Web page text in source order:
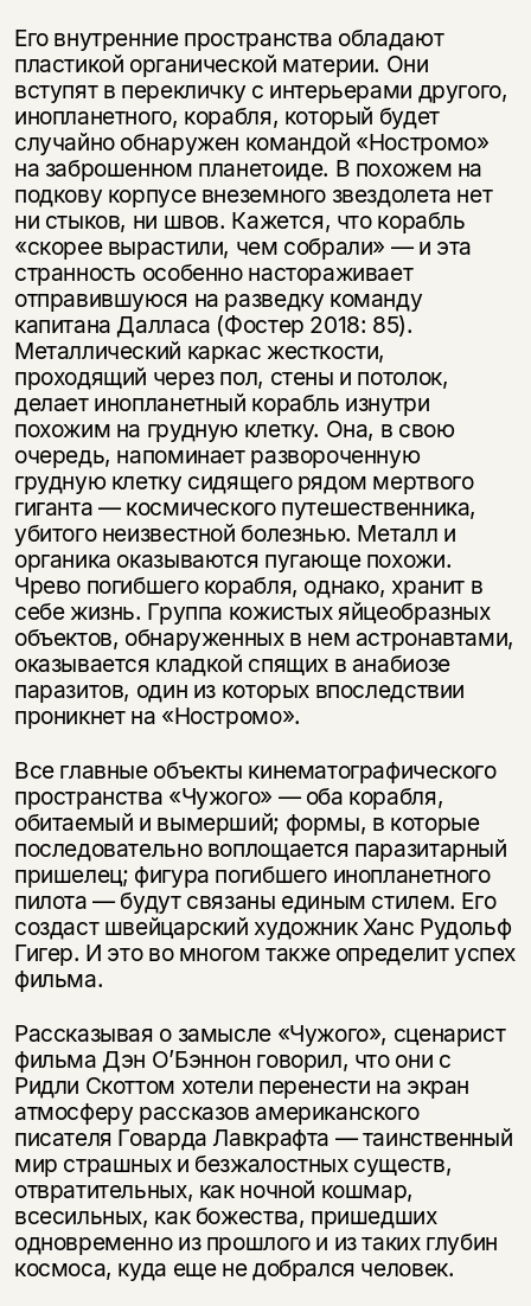
Его внутренние пространства обладают
пластикой органической материи. Они
вступят в перекличку с интерьерами другого,
инопланетного, корабля, который будет
случайно обнаружен командой «Ностромо»
на заброшенном планетоиде. В похожем на
подкову корпусе внеземного звездолета нет
ни стыков, ни швов. Кажется, что корабль
«скорее вырастили, чем собрали» — и эта
странность особенно настораживает
отправившуюся на разведку команду
капитана Далласа (Фостер 2018: 85).
Металлический каркас жесткости,
проходящий через пол, стены и потолок,
делает инопланетный корабль изнутри
похожим на грудную клетку. Она, в свою
очередь, напоминает развороченную
грудную клетку сидящего рядом мертвого
гиганта — космического путешественника,
убитого неизвестной болезнью. Металл и
органика оказываются пугающе похожи.
Чрево погибшего корабля, однако, хранит в
себе жизнь. Группа кожистых яйцеобразных
объектов, обнаруженных в нем астронавтами,
оказывается кладкой спящих в анабиозе
паразитов, один из которых впоследствии
проникнет на «Ностромо».
Все главные объекты кинематографического
пространства «Чужого» — оба корабля,
обитаемый и вымерший; формы, в которые
последовательно воплощается паразитарный
пришелец; фигура погибшего инопланетного
пилота — будут связаны единым стилем. Его
создаст швейцарский художник Ханс Рудольф
Гигер. И это во многом также определит успех
фильма.
Рассказывая о замысле «Чужого», сценарист
фильма Дэн О’Бэннон говорил, что они с
Ридли Скоттом хотели перенести на экран
атмосферу рассказов американского
писателя Говарда Лавкрафта — таинственный
мир страшных и безжалостных существ,
отвратительных, как ночной кошмар,
всесильных, как божества, пришедших
одновременно из прошлого и из таких глубин
космоса, куда еще не добрался человек.